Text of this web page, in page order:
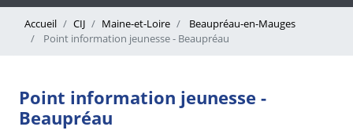
Accueil CIJ Maine-et-Loire
Beaupréau-en-Mauges
Point information jeunesse - Beaupréau
Point information jeunesse -
Beaupréau